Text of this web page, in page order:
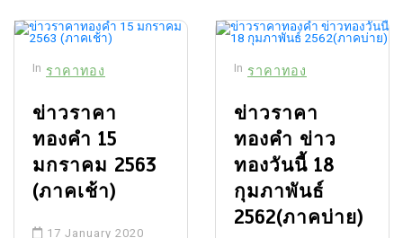
In ราคาทอง
ข่าวราคา
ทองคำ 15
มกราคม 2563
(ภาคเช้า)
17 January 2020
In ราคาทอง
ข่าวราคา
ทองคำ ข่าว
ทองวันนี้ 18
กุมภาพันธ์
2562(ภาคบ่าย)